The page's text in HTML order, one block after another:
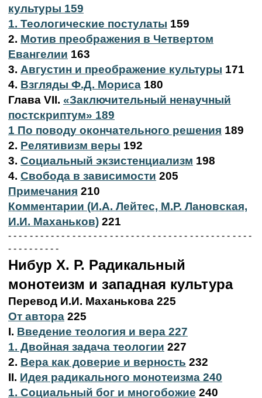
культуры 159
1. Теологические постулаты 159
2. Мотив преображения в Четвертом
Евангелии 163
3. Августин и преображение культуры 171
4. Взгляды Ф.Д. Мориса 180
Глава VII. «Заключительный ненаучный
постскриптум» 189
1 По поводу окончательного решения 189
2. Релятивизм веры 192
3. Социальный экзистенциализм 198
4. Свобода в зависимости 205
Примечания 210
Комментарии (И.А. Лейтес, М.Р. Лановская,
И.И. Маханьков) 221
- - - - - - - - - - - - - - - - - - - - - - - - - - - - - - - - - - - - - - - - - - - - - -
- - - - - - - - - -
Нибур X. Р. Радикальный
монотеизм и западная культура
Перевод И.И. Маханькова 225
От автора 225
I. Введение теология и вера 227
1. Двойная задача теологии 227
2. Вера как доверие и верность 232
II. Идея радикального монотеизма 240
1. Социальный бог и многобожие 240